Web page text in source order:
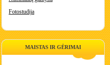
Fotostudija
MAISTAS IR GĖRIMAI